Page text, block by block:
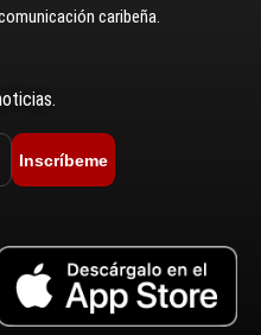
caribeña.
Inscríbeme